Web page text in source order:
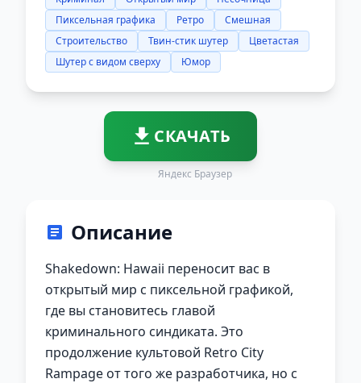
Пиксельная графика
Ретро
Смешная
Строительство
Твин-стик шутер
Цветастая
Шутер с видом сверху
Юмор
СКАЧАТЬ
Яндекс Браузер
Описание
Shakedown: Hawaii переносит вас в
открытый мир с пиксельной графикой,
где вы становитесь главой
криминального синдиката. Это
продолжение культовой Retro City
Rampage от того же разработчика, но с